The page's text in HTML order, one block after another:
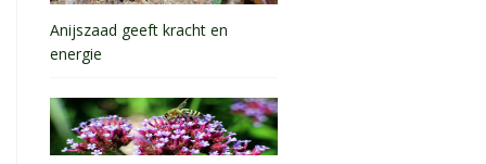
Anijszaad geeft kracht en
energie